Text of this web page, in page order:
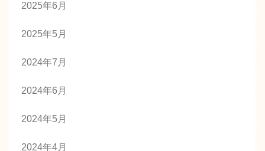
2025年6月
2025年5月
2024年7月
2024年6月
2024年5月
2024年4月